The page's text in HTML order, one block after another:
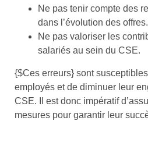
Ne pas tenir compte des
dans l’évolution des offres.
Ne pas valoriser les
salariés au sein du CSE.
{$Ces erreurs} sont
employés et de diminuer leur
CSE. Il est donc impératif
mesures pour garantir leur